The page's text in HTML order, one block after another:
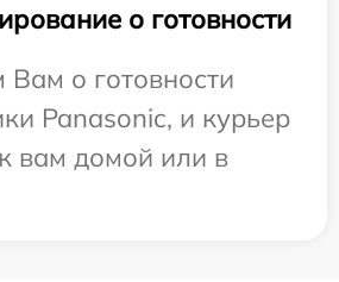
о готовности
о готовности
Panasonic, и курьер
вам домой или в